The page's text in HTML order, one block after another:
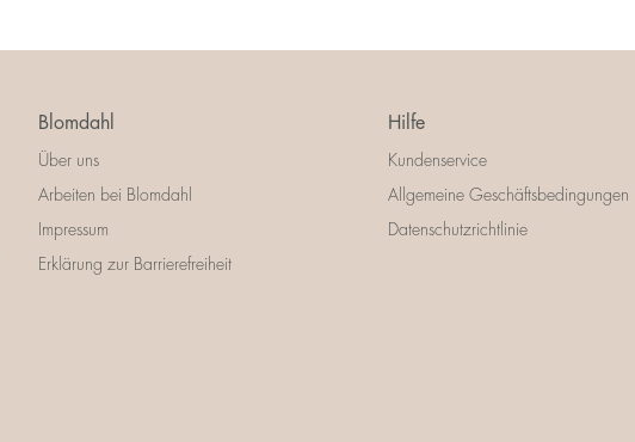
Blomdahl
Über uns
Arbeiten bei Blomdahl
Impressum
Erklärung zur Barrierefreiheit
Hilfe
Kundenservice
Allgemeine Geschäftsbedingungen
Datenschutzrichtlinie